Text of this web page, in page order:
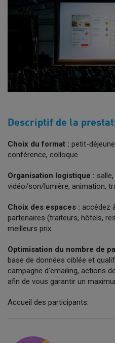
Descriptif de la
Choix du format : petit-
conférence, colloque…
Organisation logistique :
vidéo/son/lumière, animation,
Choix des espaces : accédez
partenaires (traiteurs, hôtels,
meilleurs prix.
Optimisation du nombre de
base de données ciblée et
campagne d’emailing, actions
afin de vous garantir un
Accueil des participants.